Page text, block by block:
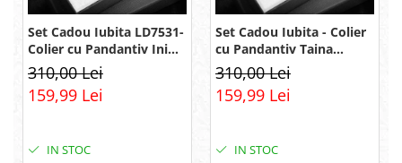
Set Cadou Iubita LD7531-
Colier cu Pandantiv Inimi
Pereche din Argint 925
placat cu rodiu, Cutie
Elegantă și Felicitare
310,00 Lei
159,99 Lei
IN STOC
Set Cadou Iubita - Colier
cu Pandantiv Taina
Infinitului din Argint 925
placat cu rodiu, Cutie
Elegantă și Mesaj
310,00 Lei
159,99 Lei
IN STOC